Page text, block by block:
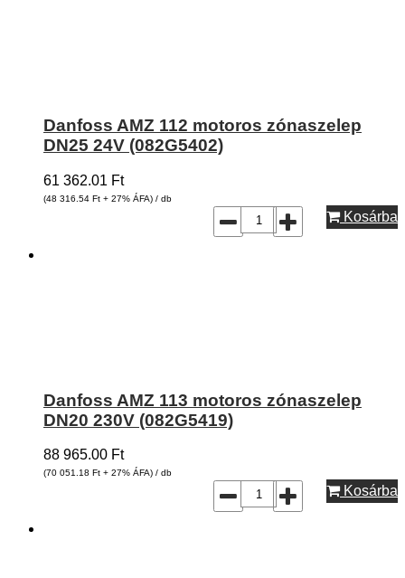
Danfoss AMZ 112 motoros zónaszelep
DN25 24V (082G5402)
61 362.01 Ft
(48 316.54 Ft + 27% ÁFA) / db
Kosárba
Danfoss AMZ 113 motoros zónaszelep
DN20 230V (082G5419)
88 965.00 Ft
(70 051.18 Ft + 27% ÁFA) / db
Kosárba